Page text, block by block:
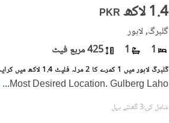
PKR 1.4 لاکھ
گلبرگ, لاہور
1
1 425 مربع فیٹ
Most Desired Location. Gulberg Laho
...
شامل کی:3 گھنٹے پہل